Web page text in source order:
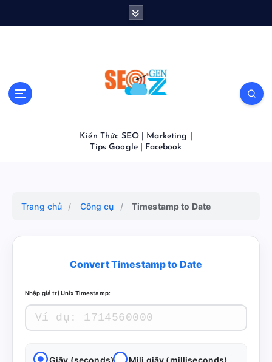
Kiến Thức SEO | Marketing |
Tips Google | Facebook
Trang chủ / Công cụ / Timestamp to Date
Convert Timestamp to Date
Nhập giá trị Unix Timestamp: